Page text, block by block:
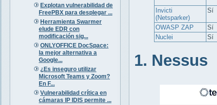
Explotan vulnerabilidad de
FreePBX para desplegar ...
Herramienta Swarmer
elude EDR con
modificación sig...
ONLYOFFICE DocSpace:
la mejor alternativa a
Google...
¿Es inseguro utilizar
Microsoft Teams y Zoom?
En F...
Vulnerabilidad crítica en
cámaras IP IDIS permite ...
Invicti
(Netsparker)
Sí
OWASP ZAP
Sí
Nuclei
Sí
1. Nessus